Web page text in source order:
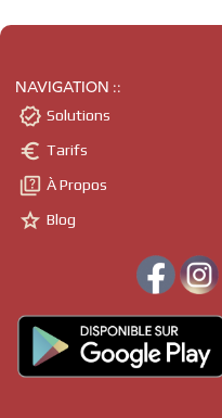
NAVIGATION ::
 Solutions
 Tarifs
 À Propos
 Blog